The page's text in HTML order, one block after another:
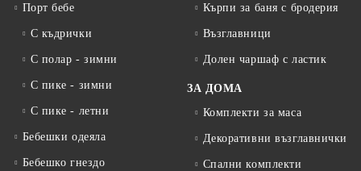
Порт бебе
С къдрички
С полар - зимни
С пике - зимни
С пике - летни
Бебешки одеяла
Бебешко гнездо
Кърпи за баня с бродерия
Възглавници
Долен чаршаф с ластик
ЗА ДОМА
Комплекти за маса
Декоративни възглавнички
Спални комплекти